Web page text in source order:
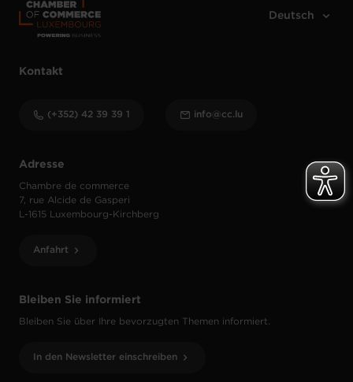
Bleiben Sie informiert
Bleiben Sie über Ihre bevorzugten Themen informiert.
In den Newsletter einschreiben
Adresse
Chambre de commerce
7, rue Alcide de Gasperi
L-1615 Luxembourg-Kirchberg
Anfahrt
Kontakt
(+352) 42 39 39 1 info@cc.lu